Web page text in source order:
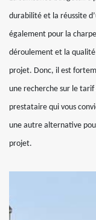
durabilité et la réussite
également pour la
déroulement et la
projet. Donc, il est
une recherche sur le tarif
prestataire qui vous
une autre alternative
projet.